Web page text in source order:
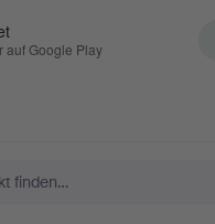
auf Google Play